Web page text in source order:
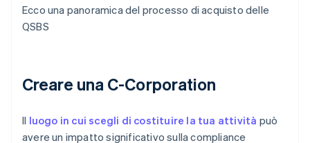
Ecco una panoramica del processo di acquisto delle
QSBS
Creare una C-Corporation
Il luogo in cui scegli di costituire la tua attività può
avere un impatto significativo sulla compliance